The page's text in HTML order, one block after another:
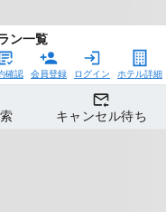
ン一覧
ホテル詳細
ログイン
会員登録
確認
キャンセル待ち